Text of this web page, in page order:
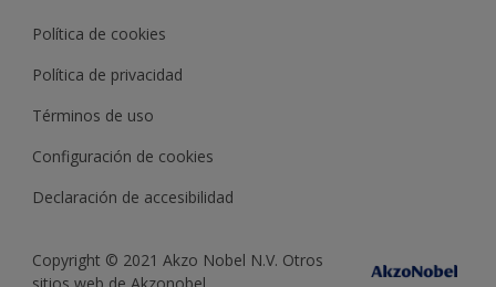
Política de cookies
Política de privacidad
Términos de uso
Configuración de cookies
Declaración de accesibilidad
Copyright © 2021 Akzo Nobel N.V. Otros
sitios web de Akzonobel